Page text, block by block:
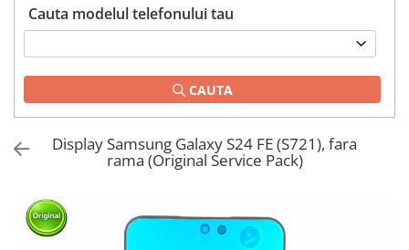
seria N(note)
seria S
Ecrane iPhone
Ecrane Huawei / Honor
Ecrane Xiaomi / Redmi
Ecrane Nokia
Ecrane Oppo / Realme
Cauta modelul telefonului tau
CAUTA
Display Samsung Galaxy S24 FE (S721), fara
rama (Original Service Pack)